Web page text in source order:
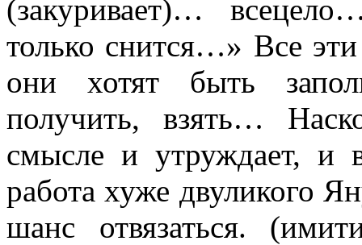
(закуривает)…
только снится…» Все
они хотят быть
получить, взять…
смысле и утруждает, и
работа хуже двуликого
шанс отвязаться.